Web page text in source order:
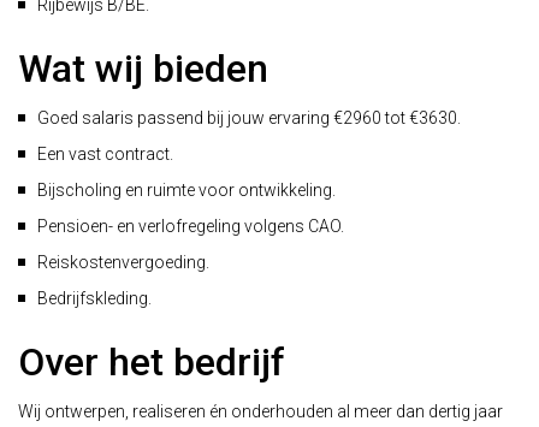
Rijbewijs B/BE.
Wat wij bieden
Goed salaris passend bij jouw ervaring €2960 tot €3630.
Een vast contract.
Bijscholing en ruimte voor ontwikkeling.
Pensioen- en verlofregeling volgens CAO.
Reiskostenvergoeding.
Bedrijfskleding.
Over het bedrijf
Wij ontwerpen, realiseren én onderhouden al meer dan dertig jaar